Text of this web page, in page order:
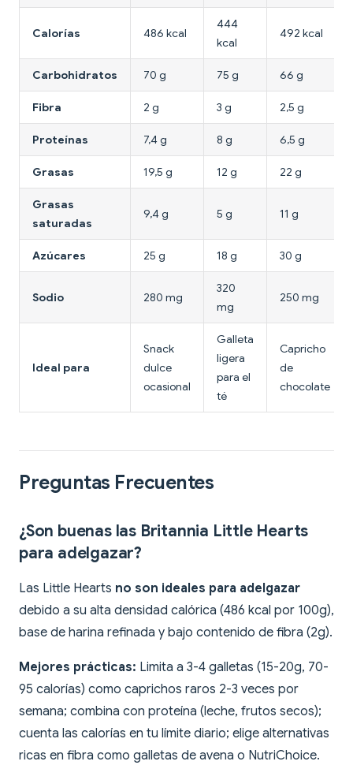
Calorías 486 kcal
444
kcal
492 kcal
Carbohidratos 70 g 75 g 66 g
Fibra 2 g 3 g 2,5 g
Proteínas 7,4 g 8 g 6,5 g
Grasas 19,5 g 12 g 22 g
Grasas
saturadas
9,4 g 5 g 11 g
Azúcares 25 g 18 g 30 g
Sodio 280 mg
320
mg
250 mg
Ideal para
Snack
dulce
ocasional
Galleta
ligera
para el
té
Capricho
de
chocolate
Preguntas Frecuentes
¿Son buenas las Britannia Little Hearts
para adelgazar?
Las Little Hearts no son ideales para adelgazar
debido a su alta densidad calórica (486 kcal por 100g),
base de harina refinada y bajo contenido de fibra (2g).
Mejores prácticas: Limita a 3-4 galletas (15-20g, 70-
95 calorías) como caprichos raros 2-3 veces por
semana; combina con proteína (leche, frutos secos);
cuenta las calorías en tu límite diario; elige alternativas
ricas en fibra como galletas de avena o NutriChoice.